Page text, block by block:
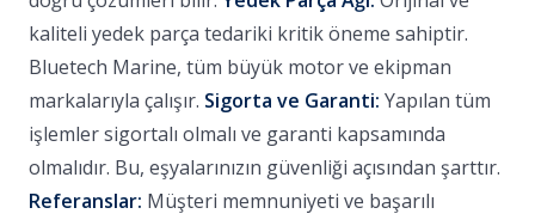
kaliteli yedek parça tedariki kritik öneme sahiptir.
Bluetech Marine, tüm büyük motor ve ekipman
markalarıyla çalışır. Sigorta ve Garanti: Yapılan tüm
işlemler sigortalı olmalı ve garanti kapsamında
olmalıdır. Bu, eşyalarınızın güvenliği açısından şarttır.
Referanslar: Müşteri memnuniyeti ve başarılı